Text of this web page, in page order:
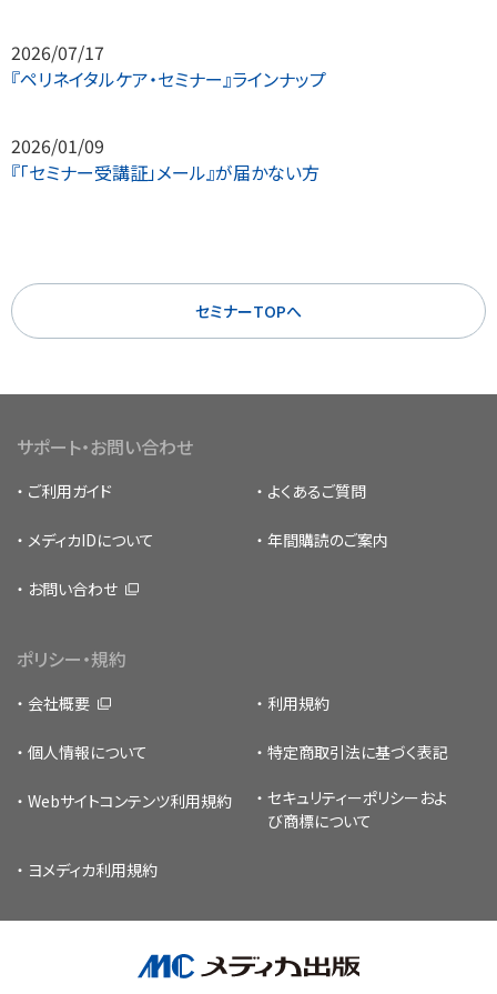
2026/07/17
『ペリネイタルケア・セミナー』ラインナップ
2026/01/09
『「セミナー受講証」メール』が届かない方
セミナーTOPへ
サポート・お問い合わせ
ご利用ガイド よくあるご質問
メディカIDについて 年間購読のご案内
お問い合わせ
ポリシー・規約
会社概要 利用規約
個人情報について 特定商取引法に基づく表記
Webサイトコンテンツ利用規約 セキュリティーポリシー およ
び商標について
ヨメディカ利用規約